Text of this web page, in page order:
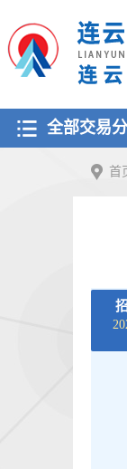
全部交易
首